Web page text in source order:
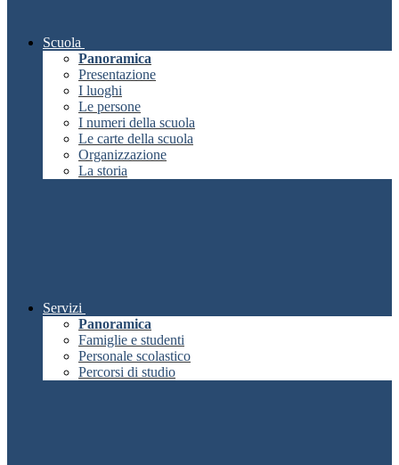
Scuola
Panoramica
Presentazione
I luoghi
Le persone
I numeri della scuola
Le carte della scuola
Organizzazione
La storia
Servizi
Panoramica
Famiglie e studenti
Personale scolastico
Percorsi di studio